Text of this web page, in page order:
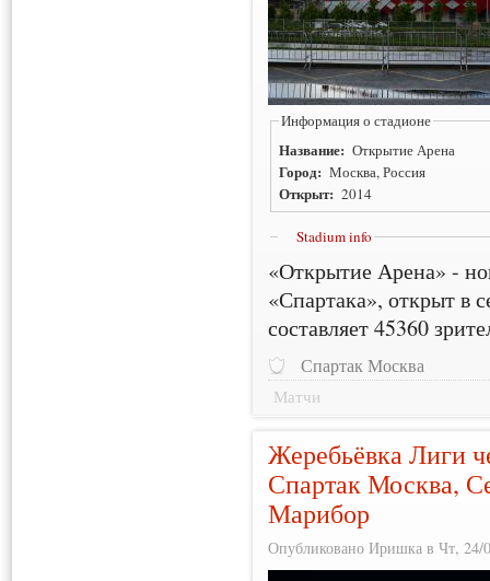
Информация о стадионе
Название: Открытие Арена
Город: Москва, Россия
Открыт: 2014
Stadium info
«Открытие Арена» -
«Спартака», открыт в
составляет 45360
Спартак Москва
Матчи
Жеребьёвка Лиги
Спартак Москва,
Марибор
Опубликовано Иришка в Чт, 24/